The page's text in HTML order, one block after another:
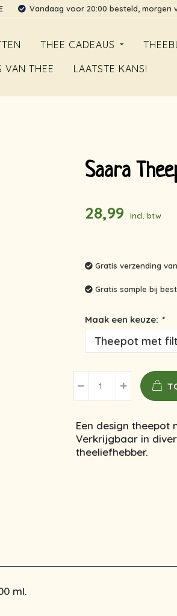
Vandaag voor 20:00 besteld, morgen
THEE CADEAUS
VAN THEE LAATSTE KANS!
Saara
28,99 Incl. btw
Gratis verzending
Gratis sample bij
Maak een keuze: *
Een design theepot
Verkrijgbaar in
theeliefhebber.
ml.